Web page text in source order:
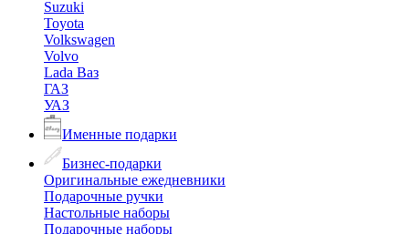
Suzuki
Toyota
Volkswagen
Volvo
Lada Ваз
ГАЗ
УАЗ
Именные подарки
Бизнес-подарки
Оригинальные ежедневники
Подарочные ручки
Настольные наборы
Подарочные наборы